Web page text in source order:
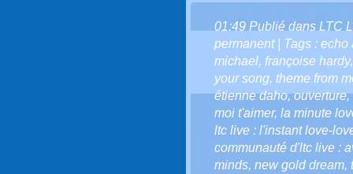
01:49 Publié dans LTC
permanent| Tags : echo
michael, françoise hardy
your song, theme from
étienne daho,ouverture,
moi t'aimer, la minute
ltc live : l'instant love-
communauté d'ltc live :
minds, new gold dream,